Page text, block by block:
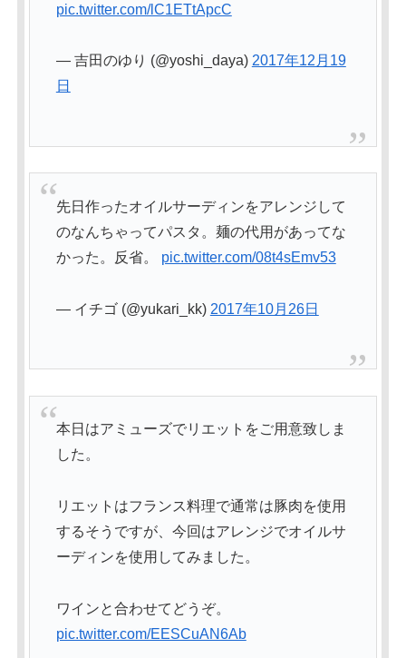
pic.twitter.com/lC1ETtApcC
— 吉田のゆり (@yoshi_daya) 2017年12月19
日
先日作ったオイルサーディンをアレンジして
のなんちゃってパスタ。麺の代用があってな
かった。反省。 pic.twitter.com/08t4sEmv53
— イチゴ (@yukari_kk) 2017年10月26日
本日はアミューズでリエットをご用意致しま
した。
リエットはフランス料理で通常は豚肉を使用
するそうですが、今回はアレンジでオイルサ
ーディンを使用してみました。
ワインと合わせてどうぞ。
pic.twitter.com/EESCuAN6Ab